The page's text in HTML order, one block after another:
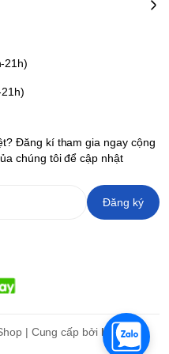
21h)
Đăng kí tham gia ngay cộng
chúng tôi để cập nhật
Đăng ký
| Cung cấp bởi Haravan